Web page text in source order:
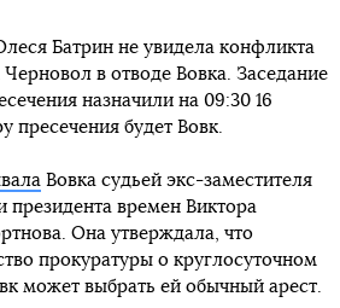
Батрин не увидела конфликта
Черновол в отводе Вовка. Заседание
назначили на 09:30 16
пресечения будет Вовк.
Вовка судьей экс-заместителя
президента времен Виктора
Она утверждала, что
прокуратуры о круглосуточном
может выбрать ей обычный арест.